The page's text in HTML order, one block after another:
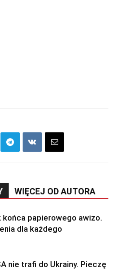
WIĘCEJ OD AUTORA
papierowego awizo.
dla każdego
nie trafi do Ukrainy. Pieczę